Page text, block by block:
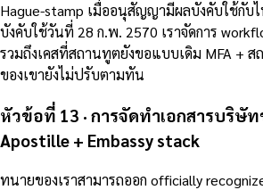
Hague-stamp เมื่ออนุสัญญามีผลบังคับใช้กับไ
บังคับใช้วันที่ 28 ก.พ. 2570 เราจัดการ
รวมถึงเคสที่สถานทูตยังขอแบบเดิม MFA + ส
ของเขายังไม่ปรับตามทัน
หัวข้อที่ 13 · การจัดทำเอกสารบริษั
Apostille + Embassy stack
ทนายของเราสามารถออก officially